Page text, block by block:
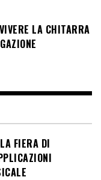
LA CHITARRA
FIERA DI